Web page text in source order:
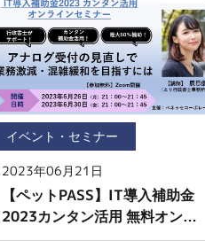
イベント・セミナー
2023年06月21日
【ペットPASS】IT導入補助金
2023カンタン活用 無料オンライ
ンセミナー開催